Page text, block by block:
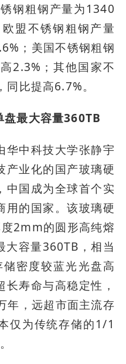
钢粗钢产量为1340
盟不锈钢粗钢产量
；美国不锈钢粗钢
2.3%；其他国家不
比提高6.7%。
盘最大容量360TB
华中科技大学张静宇
产业化的国产玻璃硬
中国成为全球首个实
用的国家。该玻璃硬
2mm的圆形高纯熔
大容量360TB，相当
密度较蓝光光盘高
寿命与高稳定性，
年，远超市面主流存
仅为传统存储的1/1